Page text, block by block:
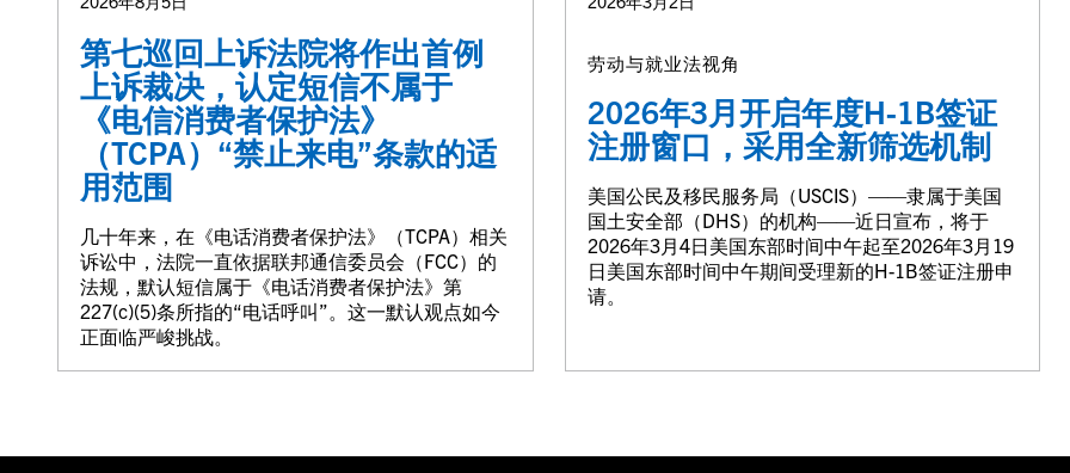
第七巡回上诉法院将作出首例
上诉裁决，认定短信不属于
《电信消费者保护法》
（TCPA）“禁止来电”条款的适
用范围
几十年来，在《电话消费者保护法》（TCPA）相关
诉讼中，法院一直依据联邦通信委员会（FCC）的
法规，默认短信属于《电话消费者保护法》第
227(c)(5)条所指的“电话呼叫”。这一默认观点如今
正面临严峻挑战。
劳动与就业法视角
2026年3月开启年度H-1B签证
注册窗口，采用全新筛选机制
美国公民及移民服务局（USCIS）——隶属于美国
国土安全部（DHS）的机构——近日宣布，将于
2026年3月4日美国东部时间中午起至2026年3月19
日美国东部时间中午期间受理新的H-1B签证注册申
请。